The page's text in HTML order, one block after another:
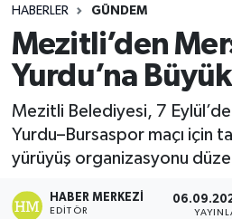
HABERLER GÜNDEM
Mezitli’den
Yurdu’na
Mezitli Belediyesi, 7
Yurdu–Bursaspor maçı için
yürüyüş organizasyonu
HABER MERKEZI
EDITÖR
Haber Arşivi